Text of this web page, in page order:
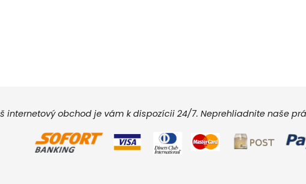
internetový obchod je vám k dispozícii 24/7. Neprehliadnite naše